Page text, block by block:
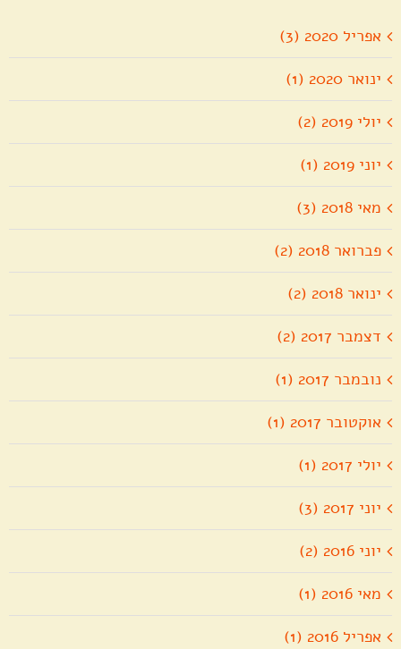
אפריל 2020 (3)
ינואר 2020 (1)
יולי 2019 (2)
יוני 2019 (1)
מאי 2018 (3)
פברואר 2018 (2)
ינואר 2018 (2)
דצמבר 2017 (2)
נובמבר 2017 (1)
אוקטובר 2017 (1)
יולי 2017 (1)
יוני 2017 (3)
יוני 2016 (2)
מאי 2016 (1)
אפריל 2016 (1)